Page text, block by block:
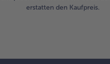
erstatten den Kaufpreis.